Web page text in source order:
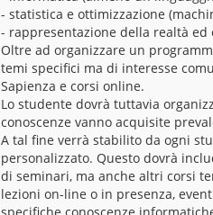
- statistica e ottimizzazione
- rappresentazione della realtà ed
Oltre ad organizzare un
temi specifici ma di interesse
Sapienza e corsi online.
Lo studente dovrà tuttavia
conoscenze vanno acquisite
A tal fine verrà stabilito da ogni
personalizzato. Questo dovrà
di seminari, ma anche altri corsi
lezioni on-line o in presenza,